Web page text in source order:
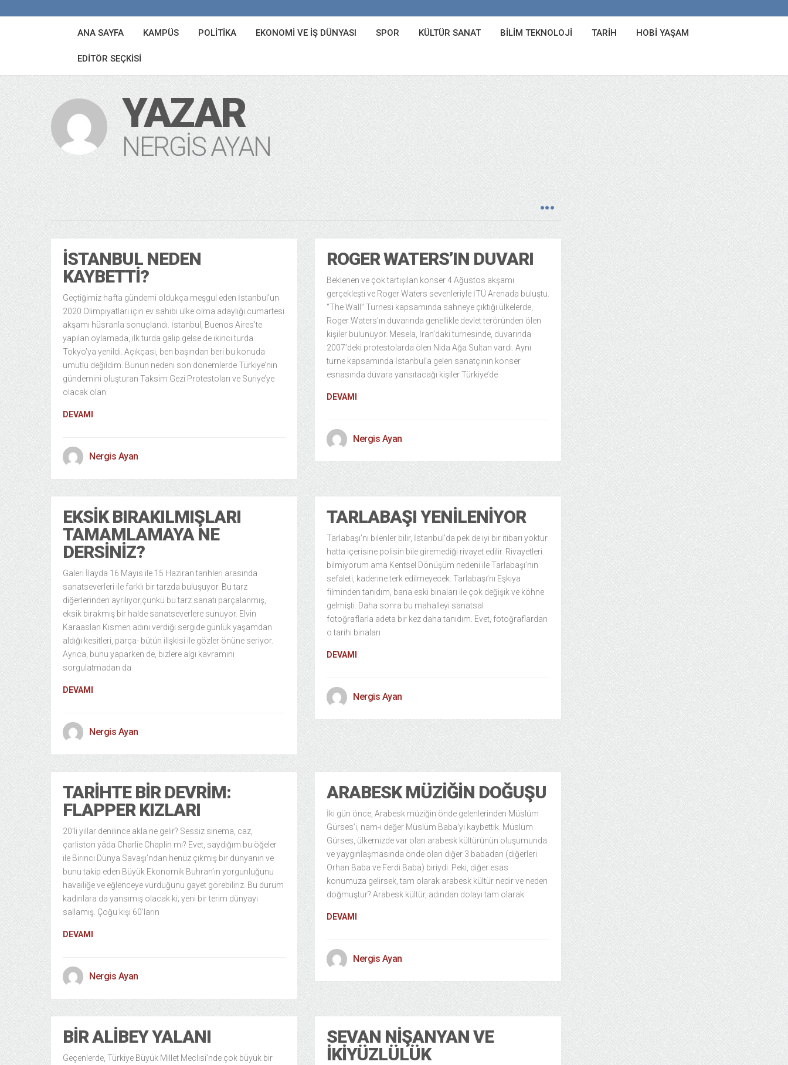
ANA SAYFA KAMPÜS POLITIKA EKONOMI VE İŞ DÜNYASI SPOR KÜLTÜR SANAT BILIM TEKNOLOJI TARIH HOBI YAŞAM
EDITÖR SEÇKISI
YAZAR
NERGIS AYAN
İSTANBUL NEDEN
KAYBETTI?
Geçtiğimiz hafta gündemi oldukça meşgul eden İstanbul’un
2020 Olimpiyatları için ev sahibi ülke olma adaylığı cumartesi
akşamı hüsranla sonuçlandı. İstanbul, Buenos Aires’te
yapılan oylamada, ilk turda galip gelse de ikinci turda
Tokyo’ya yenildi. Açıkçası, ben başından beri bu konuda
umutlu değildim. Bunun nedeni son dönemlerde Türkiye’nin
gündemini oluşturan Taksim Gezi Protestoları ve Suriye’ye
olacak olan
DEVAMI
Nergis Ayan
ROGER WATERS’IN DUVARI
Beklenen ve çok tartışılan konser 4 Ağustos akşamı
gerçekleşti ve Roger Waters sevenleriyle İTÜ Arenada buluştu.
“The Wall” Turnesi kapsamında sahneye çıktığı ülkelerde,
Roger Waters’ın duvarında genellikle devlet teröründen ölen
kişiler bulunuyor. Mesela, İran’daki turnesinde, duvarında
2007’deki protestolarda ölen Nida Ağa Sultan vardı. Aynı
turne kapsamında İstanbul’a gelen sanatçının konser
esnasında duvara yansıtacağı kişiler Türkiye’de
DEVAMI
Nergis Ayan
EKSIK BIRAKILMIŞLARI
TAMAMLAMAYA NE
DERSINIZ?
Galeri İlayda 16 Mayıs ile 15 Haziran tarihleri arasında
sanatseverleri ile farklı bir tarzda buluşuyor. Bu tarz
diğerlerinden ayrılıyor,çünkü bu tarz sanatı parçalanmış,
eksik bırakmış bir halde sanatseverlere sunuyor. Elvin
Karaaslan Kısmen adını verdiği sergide günlük yaşamdan
aldığı kesitleri, parça- bütün ilişkisi ile gözler önüne seriyor.
Ayrıca, bunu yaparken de, bizlere algı kavramını
sorgulatmadan da
DEVAMI
Nergis Ayan
TARLABAŞI YENILENIYOR
Tarlabaşı’nı bilenler bilir, İstanbul’da pek de iyi bir itibarı yoktur
hatta içerisine polisin bile giremediği rivayet edilir. Rivayetleri
bilmiyorum ama Kentsel Dönüşüm nedeni ile Tarlabaşı’nın
sefaleti, kaderine terk edilmeyecek. Tarlabaşı’nı Eşkıya
filminden tanıdım, bana eski binaları ile çok değişik ve köhne
gelmişti. Daha sonra bu mahalleyi sanatsal
fotoğraflarla adeta bir kez daha tanıdım. Evet, fotoğraflardan
o tarihi binaları
DEVAMI
Nergis Ayan
TARIHTE BIR DEVRIM:
FLAPPER KIZLARI
20’li yıllar denilince akla ne gelir? Sessiz sinema, caz,
çarliston yâda Charlie Chaplin mı? Evet, saydığım bu öğeler
ile Birinci Dünya Savaşı’ndan henüz çıkmış bir dünyanın ve
bunu takip eden Büyük Ekonomik Buhran’ın yorgunluğunu
havailiğe ve eğlenceye vurduğunu gayet görebiliriz. Bu durum
kadınlara da yansımış olacak ki; yeni bir terim dünyayı
sallamış. Çoğu kişi 60’ların
DEVAMI
Nergis Ayan
ARABESK MÜZIĞIN DOĞUŞU
İki gün önce, Arabesk müziğin önde gelenlerinden Müslüm
Gürses’i, nam-ı değer Müslüm Baba’yı kaybettik. Müslüm
Gürses, ülkemizde var olan arabesk kültürünün oluşumunda
ve yaygınlaşmasında önde olan diğer 3 babadan (diğerleri
Orhan Baba ve Ferdi Baba) biriydi. Peki, diğer esas
konumuza gelirsek, tam olarak arabesk kültür nedir ve neden
doğmuştur? Arabesk kültür, adından dolayı tam olarak
DEVAMI
Nergis Ayan
BIR ALIBEY YALANI
Geçenlerde, Türkiye Büyük Millet Meclisi’nde çok büyük bir
SEVAN NIŞANYAN VE
İKIYÜZLÜLÜK